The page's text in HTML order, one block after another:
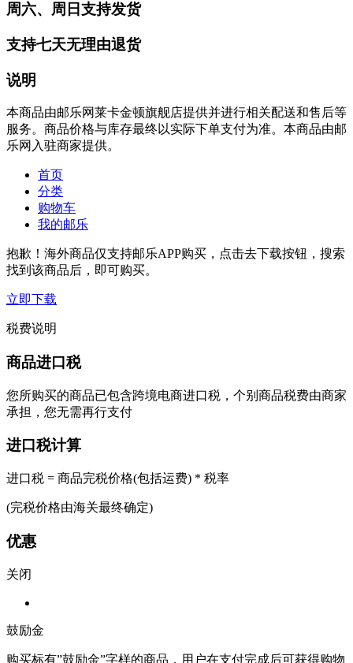
周六、周日支持发货
支持七天无理由退货
说明
本商品由邮乐网莱卡金顿旗舰店提供并进行相关配送和售后等
服务。商品价格与库存最终以实际下单支付为准。本商品由邮
乐网入驻商家提供。
首页
分类
购物车
我的邮乐
抱歉！海外商品仅支持邮乐APP购买，点击去下载按钮，搜索
找到该商品后，即可购买。
立即下载
税费说明
商品进口税
您所购买的商品已包含跨境电商进口税，个别商品税费由商家
承担，您无需再行支付
进口税计算
进口税 = 商品完税价格(包括运费) * 税率
(完税价格由海关最终确定)
优惠
关闭
鼓励金
购买标有”鼓励金”字样的商品，用户在支付完成后可获得购物